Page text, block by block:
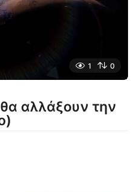
1 0
αλλάξουν την